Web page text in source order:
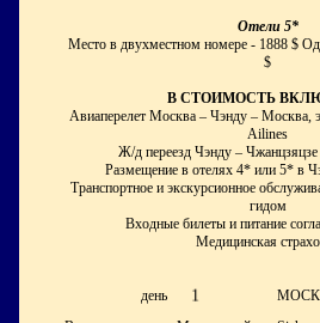
Отели 5*
Место в двухместном номере - 1888 $
$
В СТОИМОСТЬ
Авиаперелет Москва – Чэнду – Москва,
Ailines
Ж/д переезд Чэнду – Чжанцзяцзе
Размещение в отелях 4* или 5* в
Транспортное и экскурсионное
гидом
Входные билеты и питание
Медицинская
день 1